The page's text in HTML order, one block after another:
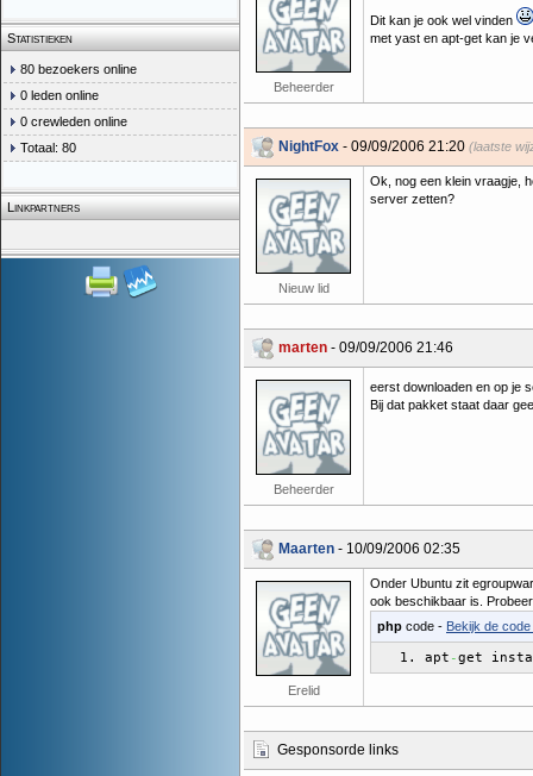
Statistieken
80 bezoekers online
0 leden online
0 crewleden online
Totaal: 80
Linkpartners
Beheerder
Dit kan je ook wel vinden
met yast en apt-get kan je
NightFox - 09/09/2006 21:20 (laatste
Nieuw lid
Ok, nog een klein vraagje,
server zetten?
marten - 09/09/2006 21:46
Beheerder
eerst downloaden en op je
Bij dat pakket staat daar
Maarten - 10/09/2006 02:35
Erelid
Onder Ubuntu zit
ook beschikbaar is. Probeer
php code - Bekijk de
apt -get
Gesponsorde links